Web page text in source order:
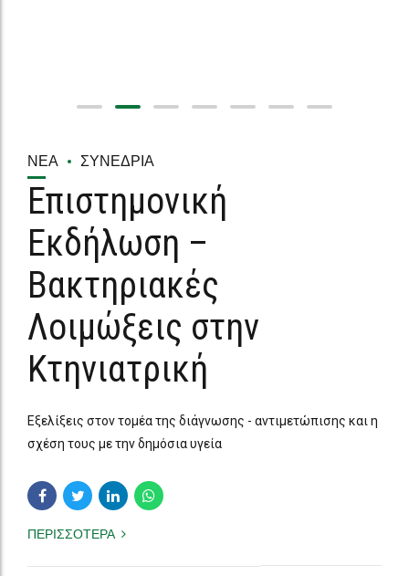
Επιστημονική
Εκδήλωση –
Βακτηριακές
Λοιμώξεις στην
Κτηνιατρική
Εξελίξεις στον τομέα της διάγνωσης - αντιμετώπισης και η
ΠΕΡΙΣΣΟΤΕΡΑ